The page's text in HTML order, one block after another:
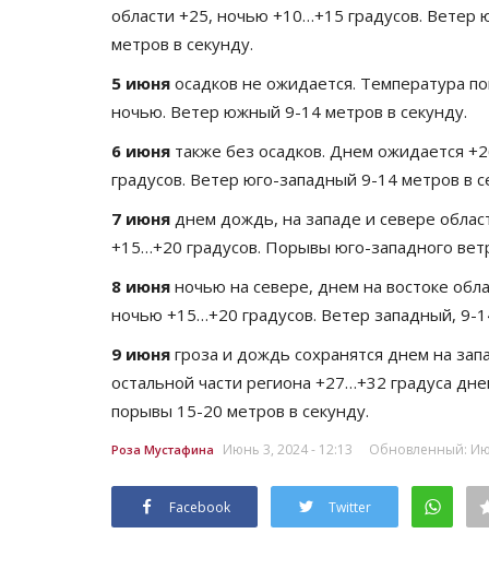
области +25, ночью +10…+15 градусов. Ветер
метров в секунду.
5 июня осадков не ожидается. Температура
ночью. Ветер южный 9-14 метров в секунду.
6 июня также без осадков. Днем ожидается
градусов. Ветер юго-западный 9-14 метров в
7 июня днем дождь, на западе и севере
+15…+20 градусов. Порывы юго-западного
8 июня ночью на севере, днем на востоке
ночью +15…+20 градусов. Ветер западный, 9-
9 июня гроза и дождь сохранятся днем на
остальной части региона +27…+32 градуса
порывы 15-20 метров в секунду.
Роза Мустафина Июнь 3, 2024 - 12:13 Обновленный:
Facebook Twitter